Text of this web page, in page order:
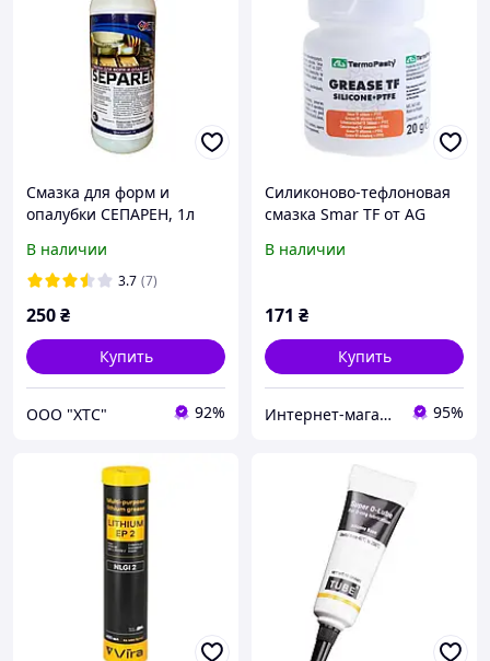
Смазка для форм и
опалубки СЕПАРЕН, 1л
В наличии
3.7 (7)
250₴
Купить
ООО "ХТС" 92%
Силиконово-тефлоновая
смазка Smar TF от AG
В наличии
171 ₴
Купить
Интернет-магазин "RADIOMART" 95%